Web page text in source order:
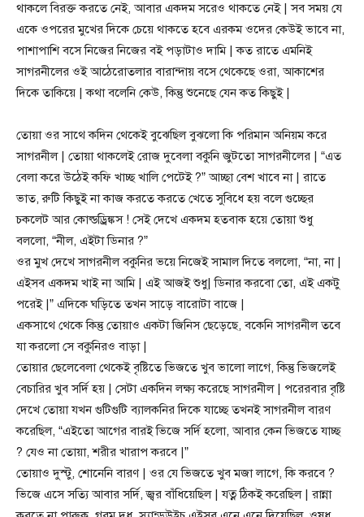
থাকলে বিরক্ত করতে নেই, আবার একদম সরেও থাকতে নেই | সব সময় যে
একে ওপরের মুখের দিকে চেয়ে থাকতে হবে এরকম ওদের কেউই ভাবে না,
পাশাপাশি বসে নিজের নিজের বই পড়াটাও দামি | কত রাতে এমনিই
সাগরনীলের ওই আঠেরোতলার বারান্দায় বসে থেকেছে ওরা, আকাশের
দিকে তাকিয়ে | কথা বলেনি কেউ, কিন্তু শুনেছে যেন কত কিছুই |
তোয়া ওর সাথে কদিন থেকেই বুঝেছিল বুঝলো কি পরিমান অনিয়ম করে
সাগরনীল | তোয়া থাকলেই রোজ দুবেলা বকুনি জুটতো সাগরনীলের | “এত
বেলা করে উঠেই কফি খাচ্ছ খালি পেটেই ?” আচ্ছা বেশ খাবে না | রাতে
ভাত, রুটি কিছুই না কাজ করতে করতে খেতে সুবিধে হয় বলে গুচ্ছের
চকলেট আর কোল্ডড্রিঙ্কস ! সেই দেখে একদম হতবাক হয়ে তোয়া শুধু
বললো, “নীল, এইটা ডিনার ?”
ওর মুখ দেখে সাগরনীল বকুনির ভয়ে নিজেই সামাল দিতে বললো, “না, না |
এইসব একদম খাই না আমি | এই আজই শুধু| ডিনার করবো তো, এই একটু
পরেই |” এদিকে ঘড়িতে তখন সাড়ে বারোটা বাজে |
একসাথে থেকে কিন্তু তোয়াও একটা জিনিস ছেড়েছে, বকেনি সাগরনীল তবে
যা করলো সে বকুনিরও বাড়া |
তোয়ার ছেলেবেলা থেকেই বৃষ্টিতে ভিজতে খুব ভালো লাগে, কিন্তু ভিজলেই
বেচারির খুব সর্দি হয় | সেটা একদিন লক্ষ্য করেছে সাগরনীল | পরেরবার বৃষ্টি
দেখে তোয়া যখন গুটিগুটি ব্যালকনির দিকে যাচ্ছে তখনই সাগরনীল বারণ
করেছিল, “এইতো আগের বারই ভিজে সর্দি হলো, আবার কেন ভিজতে যাচ্ছ
? যেও না তোয়া, শরীর খারাপ করবে |”
তোয়াও দুস্টু, শোনেনি বারণ | ওর যে ভিজতে খুব মজা লাগে, কি করবে ?
ভিজে এসে সত্যি আবার সর্দি, জ্বর বাঁধিয়েছিল | যত্ন ঠিকই করেছিল | রান্না